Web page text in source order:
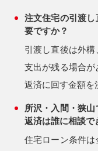
注文住宅の引渡
要ですか？
引渡し直後は外
支出が残る場合が
返済に回す金額を
所沢・入間・狭
返済は誰に相談で
住宅ローン条件は